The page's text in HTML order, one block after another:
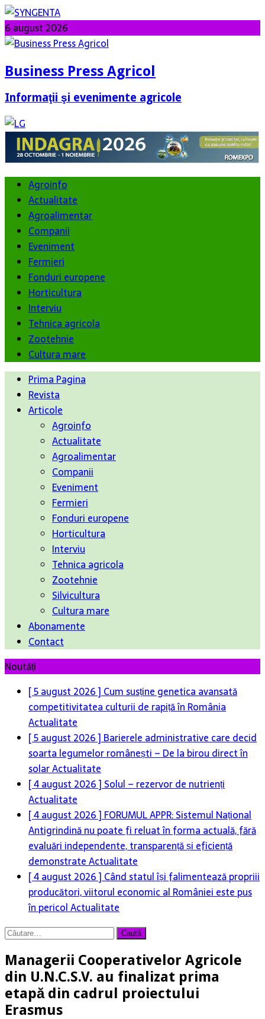
6 august 2026
Business Press Agricol
Informaţii şi evenimente agricole
Agroinfo
Actualitate
Agroalimentar
Companii
Eveniment
Fermieri
Fonduri europene
Horticultura
Interviu
Tehnica agricola
Zootehnie
Cultura mare
Prima Pagina
Revista
Articole
Agroinfo
Actualitate
Agroalimentar
Companii
Eveniment
Fermieri
Fonduri europene
Horticultura
Interviu
Tehnica agricola
Zootehnie
Silvicultura
Cultura mare
Abonamente
Contact
Noutăți
[ 5 august 2026 ] Cum susține genetica avansată
competitivitatea culturii de rapiță în România
Actualitate
[ 5 august 2026 ] Barierele administrative care decid
soarta legumelor românești – De la birou direct în
solarActualitate
[ 4 august 2026 ] Solul – rezervor de nutrienți
Actualitate
[ 4 august 2026 ] FORUMUL APPR: Sistemul Național
Antigrindină nu poate fi reluat în forma actuală, fără
evaluări independente, transparență și eficiență
demonstrateActualitate
[ 4 august 2026 ] Când statul își falimentează propriii
producători, viitorul economic al României este pus
în pericolActualitate
Caută
Managerii Cooperativelor Agricole
din U.N.C.S.V. au finalizat prima
etapă din cadrul proiectului
Erasmus